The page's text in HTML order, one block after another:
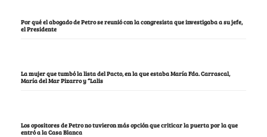
Por qué el abogado de Petro se reunió con la congresista que investigaba a su jefe,
el Presidente
La mujer que tumbó la lista del Pacto, en la que estaba María Fda. Carrascal,
María del Mar Pizarro y “Lalis
Los opositores de Petro no tuvieron más opción que criticar la puerta por la que
entró a la Casa Blanca